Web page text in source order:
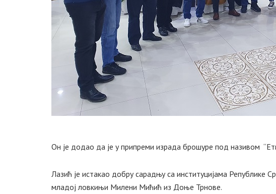
Он је додао да је у припреми израда брошуре под називом
Лазић је истакао добру сарадњу са институцијама
младој ловкињи Милени Мићић из Доње Трнове.